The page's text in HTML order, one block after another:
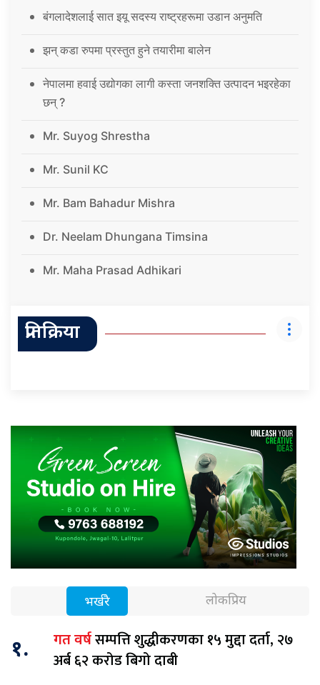
बंगलादेशलाई सात इयू सदस्य राष्ट्रहरूमा उडान अनुमति
झन् कडा रुपमा प्रस्तुत हुने तयारीमा बालेन
नेपालमा हवाई उद्योगका लागी कस्ता जनशक्ति उत्पादन भइरहेका
छन् ?
Mr. Suyog Shrestha
Mr. Sunil KC
Mr. Bam Bahadur Mishra
Dr. Neelam Dhungana Timsina
Mr. Maha Prasad Adhikari
प्रतिक्रिया
भर्खरै लोकप्रिय
१. गत वर्षसम्पत्ति शुद्धीकरणका १५ मुद्दा दर्ता, २७
अर्ब ६२ करोड बिगो दाबी